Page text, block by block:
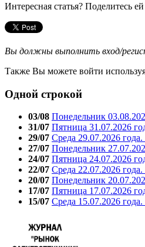
Интересная статья? Поделитесь
Вы должны выполнить вход/
Также Вы можете войти
Одной строкой
03/08 Понедельник
31/07 Пятница 31.07.2026
29/07 Среда 29.07.2026
27/07 Понедельник
24/07 Пятница 24.07.2026
22/07 Среда 22.07.2026
20/07 Понедельник
17/07 Пятница 17.07.2026
15/07 Среда 15.07.2026